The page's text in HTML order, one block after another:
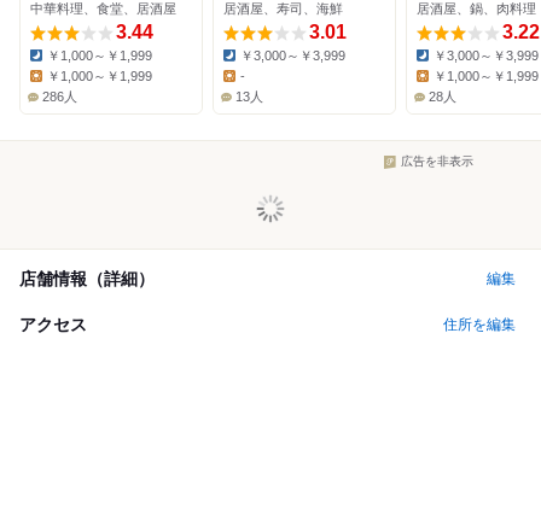
中華料理、食堂、居酒屋
3.44
Dinner:
￥1,000～￥1,999
￥1,000～￥1,999
286人
居酒屋、寿司、海鮮
3.01
Dinner:
￥3,000～￥3,999
Lunch:
-
13人
居酒屋、鍋、肉料理
3.22
Dinner:
￥3,000～￥3,999
Lunch:
￥1,000～￥1,999
28人
広告を非表示
店舗情報（詳細） 編集
アクセス 住所を編集